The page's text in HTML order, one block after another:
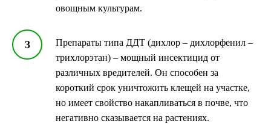
овощным культурам.
Препараты типа ДДТ (дихлор – дихлорфенил –
трихлорэтан) – мощный инсектицид от
различных вредителей. Он способен за
короткий срок уничтожить клещей на участке,
но имеет свойство накапливаться в почве, что
негативно сказывается на растениях.